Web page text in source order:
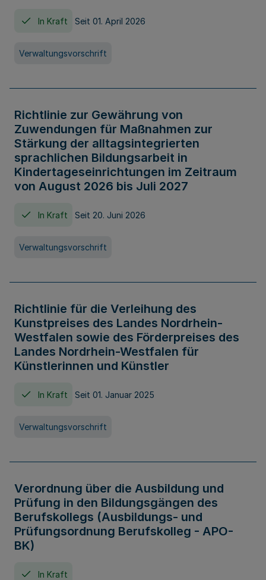
In Kraft Seit 01. April 2026
Verwaltungsvorschrift
Richtlinie zur Gewährung von
Zuwendungen für Maßnahmen zur
Stärkung der alltagsintegrierten
sprachlichen Bildungsarbeit in
Kindertageseinrichtungen im Zeitraum
von August 2026 bis Juli 2027
In Kraft Seit 20. Juni 2026
Verwaltungsvorschrift
Richtlinie für die Verleihung des
Kunstpreises des Landes Nordrhein-
Westfalen sowie des Förderpreises des
Landes Nordrhein-Westfalen für
Künstlerinnen und Künstler
In Kraft Seit 01. Januar 2025
Verwaltungsvorschrift
Verordnung über die Ausbildung und
Prüfung in den Bildungsgängen des
Berufskollegs (Ausbildungs- und
Prüfungsordnung Berufskolleg - APO-
BK)
In Kraft